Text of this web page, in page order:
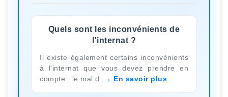
Quels sont les inconvénients de
l'internat ?
Il existe également certains inconvénients
à l'internat que vous devez prendre en
compte : le mal d
En savoir plus